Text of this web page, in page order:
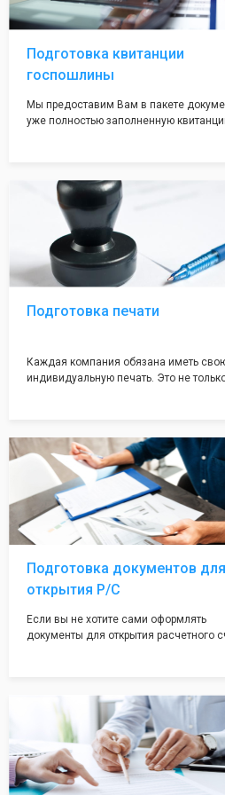
волноваться на этот счет, ведь у нас
адреса не массовые и очень
Подготовка квитанции
госпошлины
Мы предоставим Вам в пакете
уже полностью заполненную
посредственно в налоговой инспекции
подаче документов на регистрацию.
Подготовка печати
Каждая компания обязана иметь
индивидуальную печать. Это не
вам поможем с помощью изготовления
печати по индивидуальному эскизу,
Вы выберете сами из нашего каталога.
Подготовка документов для
открытия Р/С
Если вы не хотите сами оформлять
документы для открытия расчетного
открытия счета, с минимальным
вашего времени и сил!